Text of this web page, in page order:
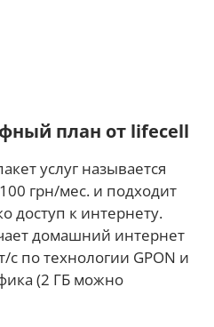
план от lifecell
услуг называется
грн/мес. и подходит
доступ к интернету.
домашний интернет
с по технологии GPON и
(2 ГБ можно